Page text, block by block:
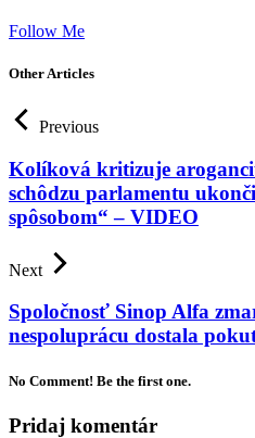
Follow Me
Other Articles
Previous
Kolíková kritizuje
schôdzu parlamentu
spôsobom“ – VIDEO
Next
Spoločnosť Sinop Alfa
nespoluprácu dostala
No Comment! Be the first one.
Pridaj komentár